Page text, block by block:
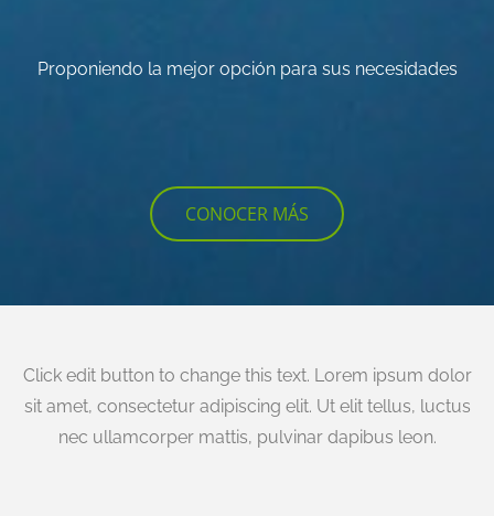
Proponiendo la mejor opción para sus necesidades
CONOCER MÁS
Click edit button to change this text. Lorem ipsum dolor
sit amet, consectetur adipiscing elit. Ut elit tellus, luctus
nec ullamcorper mattis, pulvinar dapibus leon.